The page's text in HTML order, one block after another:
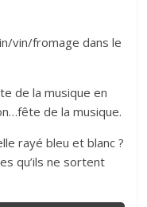
vin/fromage dans le
de la musique en
de la musique.
rayé bleu et blanc ?
qu’ils ne sortent